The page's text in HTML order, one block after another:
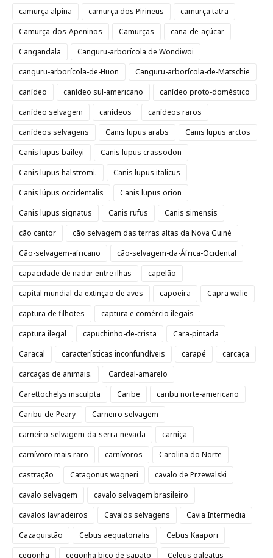
camurça alpina
camurça dos Pirineus
camurça tatra
Camurça-dos-Apeninos
Camurças
cana-de-açúcar
Cangandala
Canguru-arborícola de Wondiwoi
canguru-arborícola-de-Huon
Canguru-arborícola-de-Matschie
canídeo
canídeo sul-americano
canídeo proto-doméstico
canídeo selvagem
canídeos
canídeos raros
canídeos selvagens
Canis lupus arabs
Canis lupus arctos
Canis lupus baileyi
Canis lupus crassodon
Canis lupus halstromi.
Canis lupus italicus
Canis lúpus occidentalis
Canis lupus orion
Canis lupus signatus
Canis rufus
Canis simensis
cão cantor
cão selvagem das terras altas da Nova Guiné
Cão-selvagem-africano
cão-selvagem-da-África-Ocidental
capacidade de nadar entre ilhas
capelão
capital mundial da extinção de aves
capoeira
Capra walie
captura de filhotes
captura e comércio ilegais
captura ilegal
capuchinho-de-crista
Cara-pintada
Caracal
características inconfundíveis carapé
carcaça
carcaças de animais.
Cardeal-amarelo
Carettochelys insculpta
Caribe
caribu norte-americano
Caribu-de-Peary
Carneiro selvagem
carneiro-selvagem-da-serra-nevada
carniça
carnívoro mais raro
carnívoros
Carolina do Norte
castração
Catagonus wagneri
cavalo de Przewalski
cavalo selvagem
cavalo selvagem brasileiro
cavalos lavradeiros
Cavalos selvagens
Cavia Intermedia
Cazaquistão
Cebus aequatorialis
Cebus Kaapori
cegonha
cegonha bico de sapato Celeus galeatus